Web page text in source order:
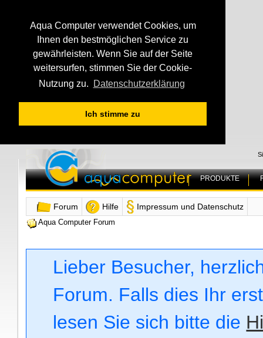
Aqua Computer verwendet Cookies, um
Ihnen den bestmöglichen Service zu
gewährleisten. Wenn Sie auf der Seite
weitersurfen, stimmen Sie der Cookie-
Nutzung zu.
Datenschutzerklärung
Ich stimme zu
PRODUKTE
Forum Hilfe Impressum und Datenschutz
Aqua Computer Forum
Lieber Besucher,
Forum. Falls dies Ihr
lesen Sie sich bitte die